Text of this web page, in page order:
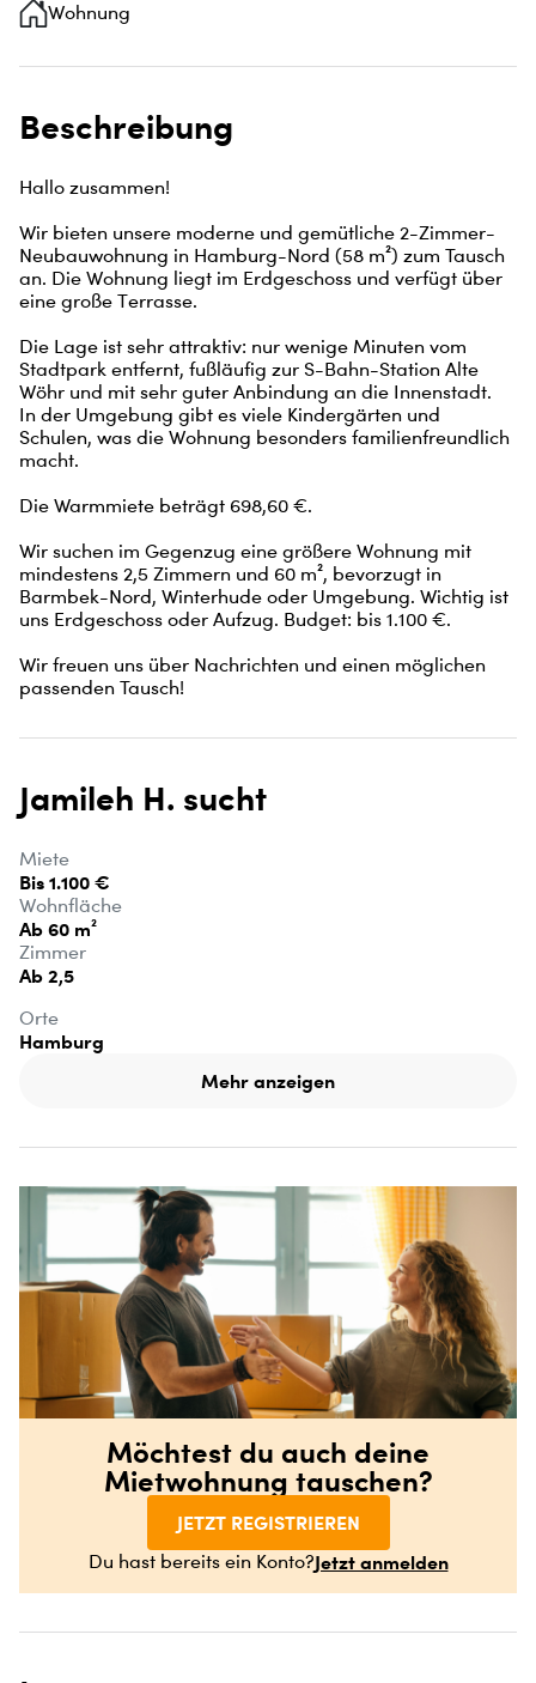
Wohnung
Beschreibung
Hallo zusammen!
Wir bieten unsere moderne und gemütliche 2-Zimmer-
Neubauwohnung in Hamburg-Nord (58 m²) zum Tausch
an. Die Wohnung liegt im Erdgeschoss und verfügt über
eine große Terrasse.
Die Lage ist sehr attraktiv: nur wenige Minuten vom
Stadtpark entfernt, fußläufig zur S-Bahn-Station Alte
Wöhr und mit sehr guter Anbindung an die Innenstadt.
In der Umgebung gibt es viele Kindergärten und
Schulen, was die Wohnung besonders familienfreundlich
macht.
Die Warmmiete beträgt 698,60 €.
Wir suchen im Gegenzug eine größere Wohnung mit
mindestens 2,5 Zimmern und 60 m², bevorzugt in
Barmbek-Nord, Winterhude oder Umgebung. Wichtig ist
uns Erdgeschoss oder Aufzug. Budget: bis 1.100 €.
Wir freuen uns über Nachrichten und einen möglichen
passenden Tausch!
Jamileh H. sucht
Miete
Bis 1.100 €
Wohnfläche
Ab 60 m²
Zimmer
Ab 2,5
Orte
Hamburg
Mehr anzeigen
Möchtest du auch deine
Mietwohnung tauschen?
JETZT REGISTRIEREN
Du hast bereits ein Konto?Jetzt anmelden